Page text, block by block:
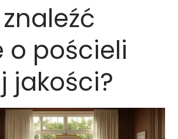
o pościeli
jakości?